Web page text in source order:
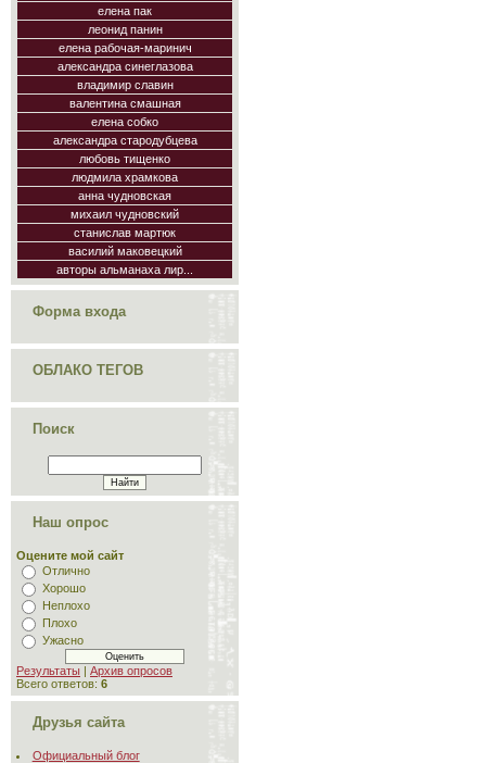
елена пак
леонид панин
елена рабочая-маринич
александра синеглазова
владимир славин
валентина смашная
елена собко
александра стародубцева
любовь тищенко
людмила храмкова
анна чудновская
михаил чудновский
станислав мартюк
василий маковецкий
авторы альманаха лир...
Форма входа
ОБЛАКО ТЕГОВ
Поиск
Наш опрос
Оцените мой сайт
Отлично
Хорошо
Неплохо
Плохо
Ужасно
Результаты | Архив опросов
Всего ответов: 6
Друзья сайта
Официальный блог